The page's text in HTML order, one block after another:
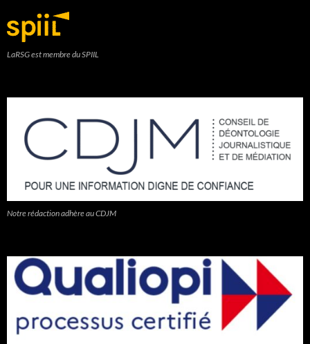
LaRSG est membre du SPIIL
Notre rédaction adhère au CDJM